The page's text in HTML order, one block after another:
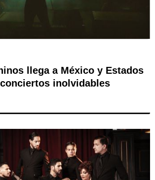
llega a México y Estados
inolvidables